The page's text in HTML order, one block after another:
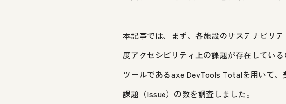
本記事では、まず、各施設のサステナビリ
度アクセシビリティ上の課題が存在してい
ツールであるaxe DevTools Totalを用いて
課題（Issue）の数を調査しました。